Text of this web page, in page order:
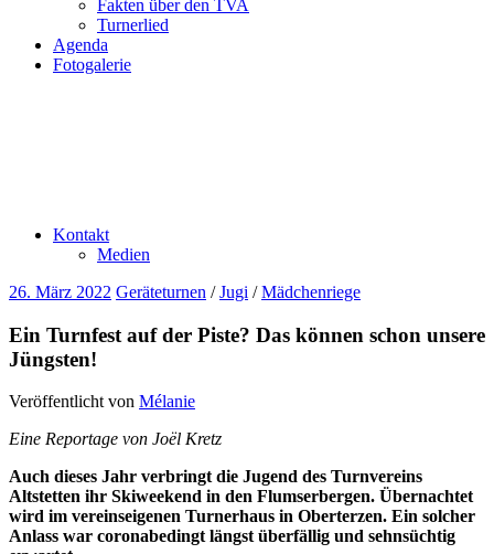
Fakten über den TVA
Turnerlied
Agenda
Fotogalerie
Kontakt
Medien
26. März 2022 Geräteturnen /Jugi /Mädchenriege
Ein Turnfest auf der Piste? Das können schon unsere
Jüngsten!
Veröffentlicht von Mélanie
Eine Reportage von Joël Kretz
Auch dieses Jahr verbringt die Jugend des Turnvereins
Altstetten ihr Skiweekend in den Flumserbergen. Übernachtet
wird im vereinseigenen Turnerhaus in Oberterzen. Ein solcher
Anlass war coronabedingt längst überfällig und sehnsüchtig